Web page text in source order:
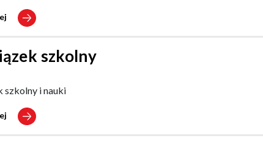
szkolny
szkolny i nauki